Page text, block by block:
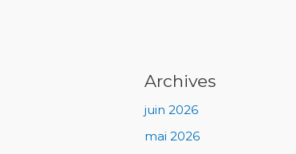
Archives
juin 2026
mai 2026